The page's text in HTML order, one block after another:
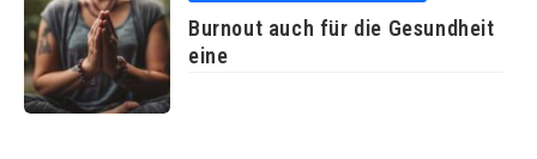
Burnout auch für die Gesundheit
eine